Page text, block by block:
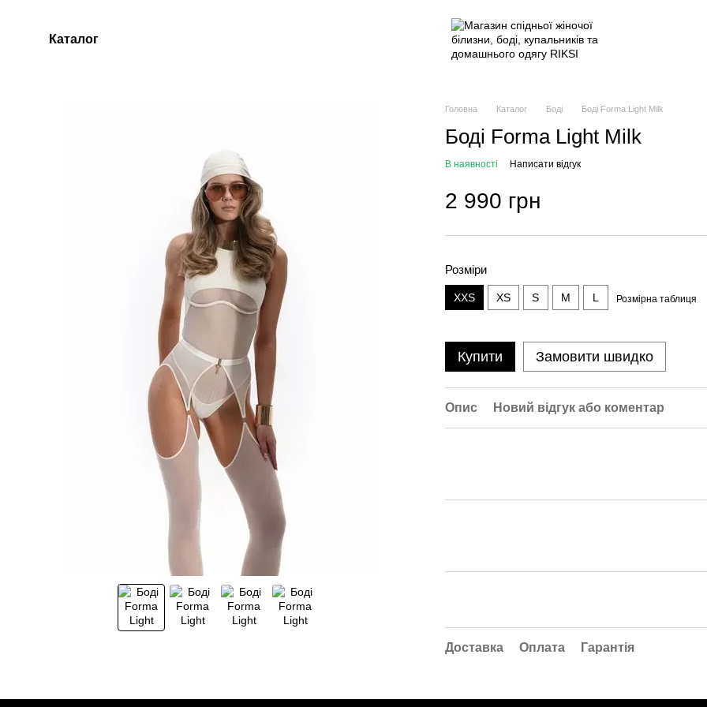
Каталог
Головна Каталог Боді Боді Forma Light Milk
Боді Forma Light Milk
В наявності Написати відгук
2 990 грн
Розміри
XXS XS S M L Розмірна таблиця
Купити Замовити швидко
Опис Новий відгук або коментар
Доставка Оплата Гарантія